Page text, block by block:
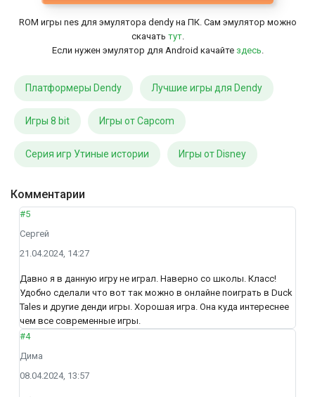
ROM игры nes для эмулятора dendy на ПК. Сам эмулятор можно
скачать тут.
Если нужен эмулятор для Android качайте здесь.
Платформеры Dendy Лучшие игры для Dendy
Игры 8 bit Игры от Capcom
Серия игр Утиные истории Игры от Disney
Комментарии
#5
Сергей
21.04.2024, 14:27
Давно я в данную игру не играл. Наверно со школы. Класс!
Удобно сделали что вот так можно в онлайне поиграть в Duck
Tales и другие денди игры. Хорошая игра. Она куда интереснее
чем все современные игры.
#4
Дима
08.04.2024, 13:57